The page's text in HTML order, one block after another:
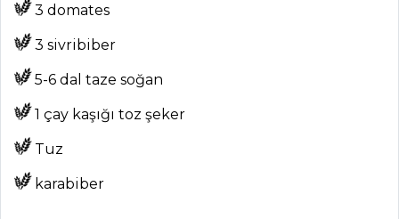
ŞEFİN TARİFLERİ
Kategoriler
3 domates
3 sivribiber
5-6 dal taze soğan
1 çay kaşığı toz şeker
Tuz
karabiber